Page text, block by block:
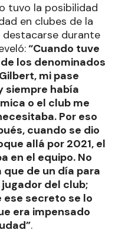
tuvo la posibilidad
en clubes de la
destacarse durante
“Cuando tuve
los denominados
mi pase
siempre había
o el club me
Por eso
cuando se dio
allá por 2021, el
en el equipo. No
de un día para
del club;
ese secreto se lo
era impensado
.